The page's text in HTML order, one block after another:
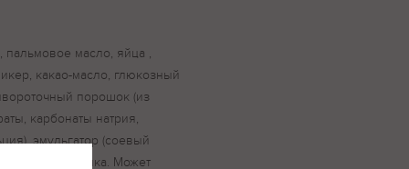
пальмовое масло, яйца ,
какао-масло, глюкозный
порошок (из
карбонаты натрия,
эмульгатор (соевый
яичного белка. Может